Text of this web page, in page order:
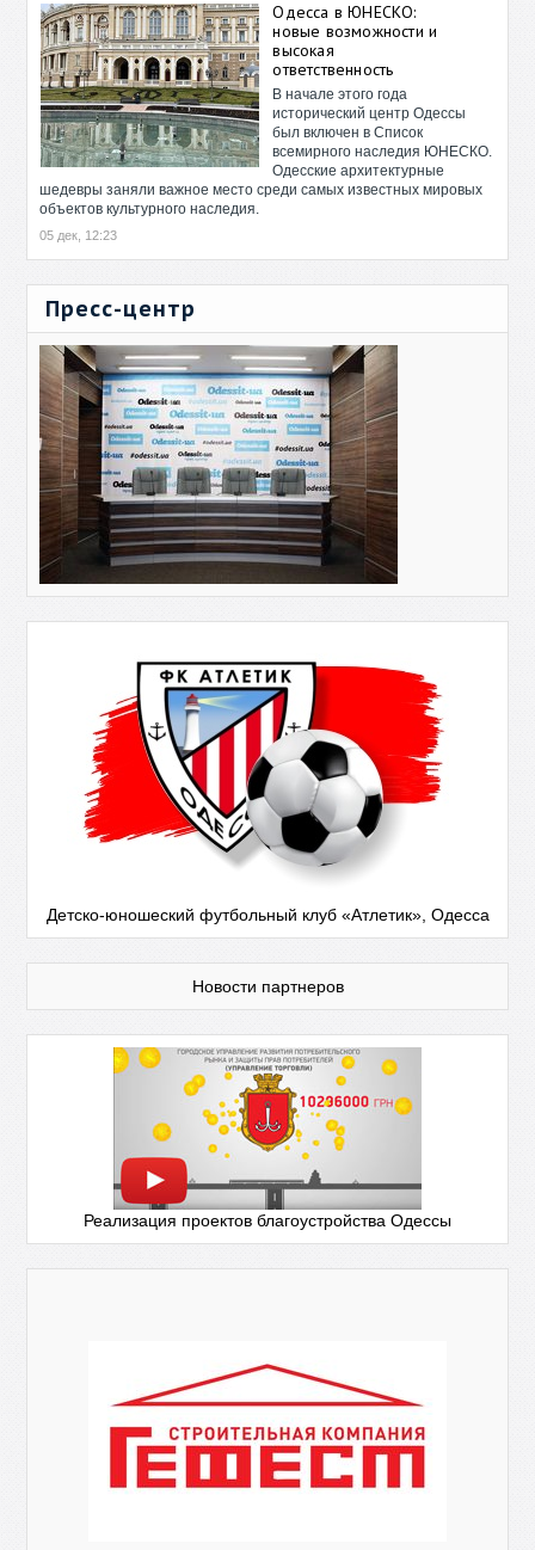
Одесса в ЮНЕСКО:
новые возможности и
высокая
ответственность
В начале этого года
исторический центр Одессы
был включен в Список
всемирного наследия ЮНЕСКО.
Одесские архитектурные
шедевры заняли важное место среди самых известных мировых
объектов культурного наследия.
05 дек, 12:23
Пресс-центр
Детско-юношеский футбольный клуб «Атлетик», Одесса
Новости партнеров
Реализация проектов благоустройства Одессы